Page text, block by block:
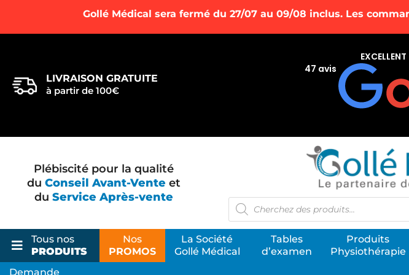
Gollé Médical sera fermé du 27/07 au 09/08 inclus. Les
LIVRAISON GRATUITE
à partir de 100€
EXCELLENT
47 avis
Plébiscité pour la qualité
duConseil Avant-Vente et
duService Après-vente
Recherche
de
produits
Tous nos
PRODUITS
Nos
PROMOS
La Société
Gollé Médical
Tables
d’examen
Produits
Physiothérapie
Demande